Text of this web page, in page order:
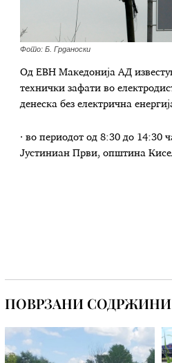
Фото: Б. Грданоски
Од ЕВН Македонија АД
технички зафати во
денеска без електрична
· во периодот од 8:30 до 14:30
Јустиниан Први, општина
ПОВРЗАНИ СОДРЖИНИ